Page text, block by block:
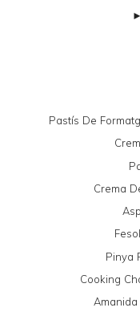
Pastís De
Crema
Pinya
Cooking